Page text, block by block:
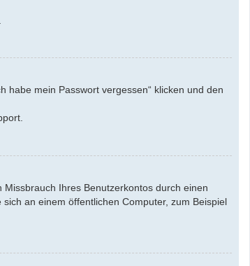
habe mein Passwort vergessen“ klicken und den
Ihres Benutzerkontos durch einen
an einem öffentlichen Computer, zum Beispiel